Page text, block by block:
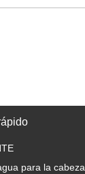
para la cabeza